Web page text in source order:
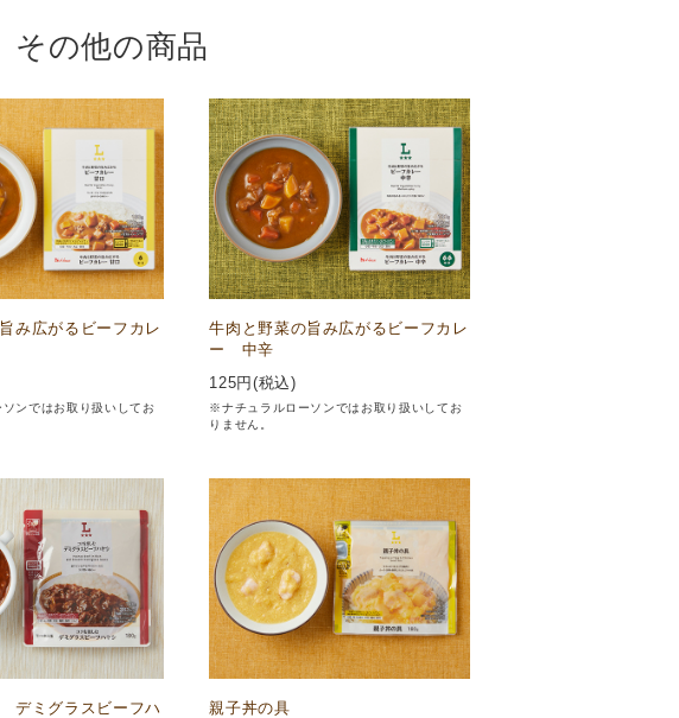
の他の商品
み広がるビーフカレ
ンではお取り扱いしてお
牛肉と野菜の旨み広がるビーフカレ
ー 中辛
125円(税込)
※ナチュラルローソンではお取り扱いしてお
りません。
デミグラスビーフハ
親子丼の具